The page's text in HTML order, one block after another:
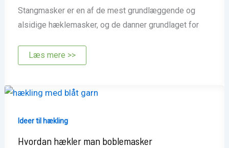
Stangmasker er en af de mest grundlæggende og
alsidige hæklemasker, og de danner grundlaget for
Hvordan
hækler
Læs mere >>
Ideer til hækling
Hvordan hækler man boblemasker